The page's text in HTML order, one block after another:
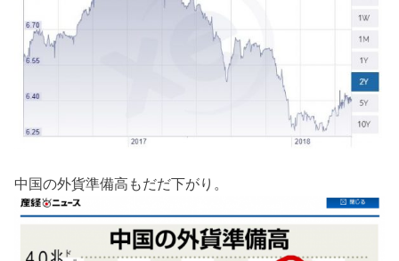
中国の外貨準備高もだだ下がり。